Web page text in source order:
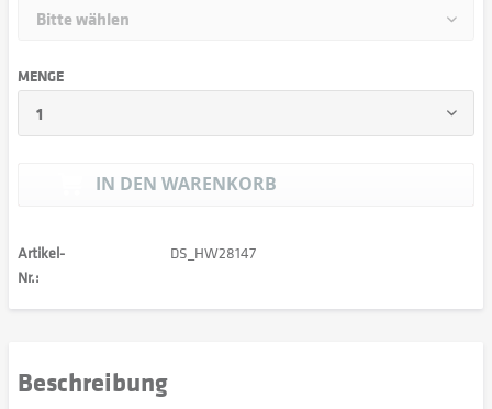
MENGE
IN DEN WARENKORB
Artikel-
Nr.:
DS_HW28147
Beschreibung